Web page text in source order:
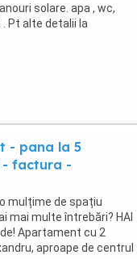
solare. apa , wc,
Pt alte detalii la
- pana la 5
- factura -
mulțime de spațiu
mai multe întrebări? HAI
Apartament cu 2
aproape de centrul